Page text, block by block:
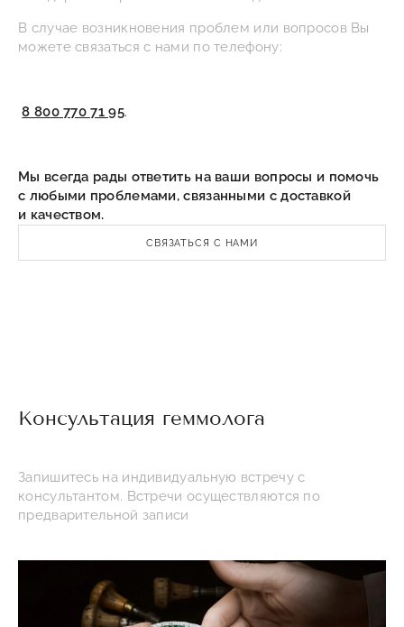
В случае возникновения проблем или вопросов Вы
можете связаться с нами по телефону:
8 800 770 71 95.
Мы всегда рады ответить на ваши вопросы и помочь
с любыми проблемами, связанными с доставкой
и качеством.
СВЯЗАТЬСЯ С НАМИ
Консультация геммолога
Запишитесь на индивидуальную встречу с
консультантом. Встречи осуществляются по
предварительной записи